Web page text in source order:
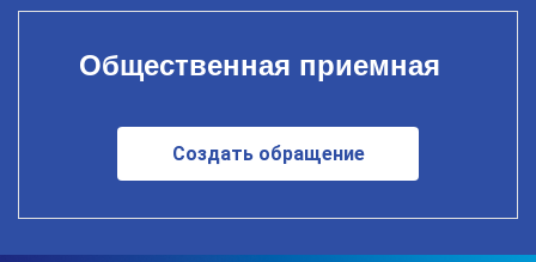
Общественная приемная
Создать обращение